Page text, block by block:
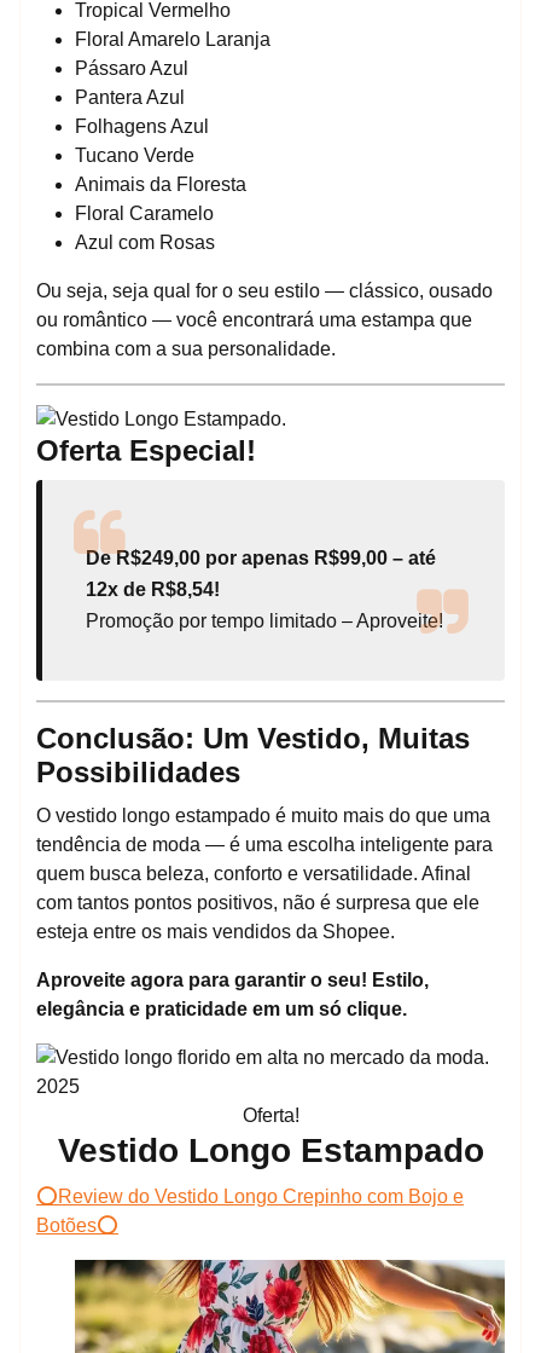
Tropical Vermelho
Floral Amarelo Laranja
Pássaro Azul
Pantera Azul
Folhagens Azul
Tucano Verde
Animais da Floresta
Floral Caramelo
Azul com Rosas
Ou seja, seja qual for o seu estilo — clássico, ousado
ou romântico — você encontrará uma estampa que
combina com a sua personalidade.
Oferta Especial!
De R$249,00 por apenas R$99,00 – até
12x de R$8,54!
Promoção por tempo limitado – Aproveite!
Conclusão: Um Vestido, Muitas
Possibilidades
O vestido longo estampado é muito mais do que uma
tendência de moda — é uma escolha inteligente para
quem busca beleza, conforto e versatilidade. Afinal
com tantos pontos positivos, não é surpresa que ele
esteja entre os mais vendidos da Shopee.
Aproveite agora para garantir o seu! Estilo,
elegância e praticidade em um só clique.
Oferta!
Vestido Longo Estampado
⭕Review do Vestido Longo Crepinho com Bojo e
Botões⭕